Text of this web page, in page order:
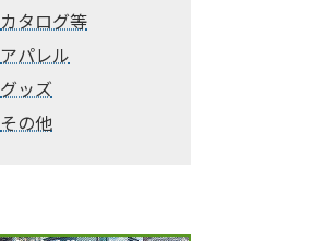
カタログ等
アパレル
グッズ
その他